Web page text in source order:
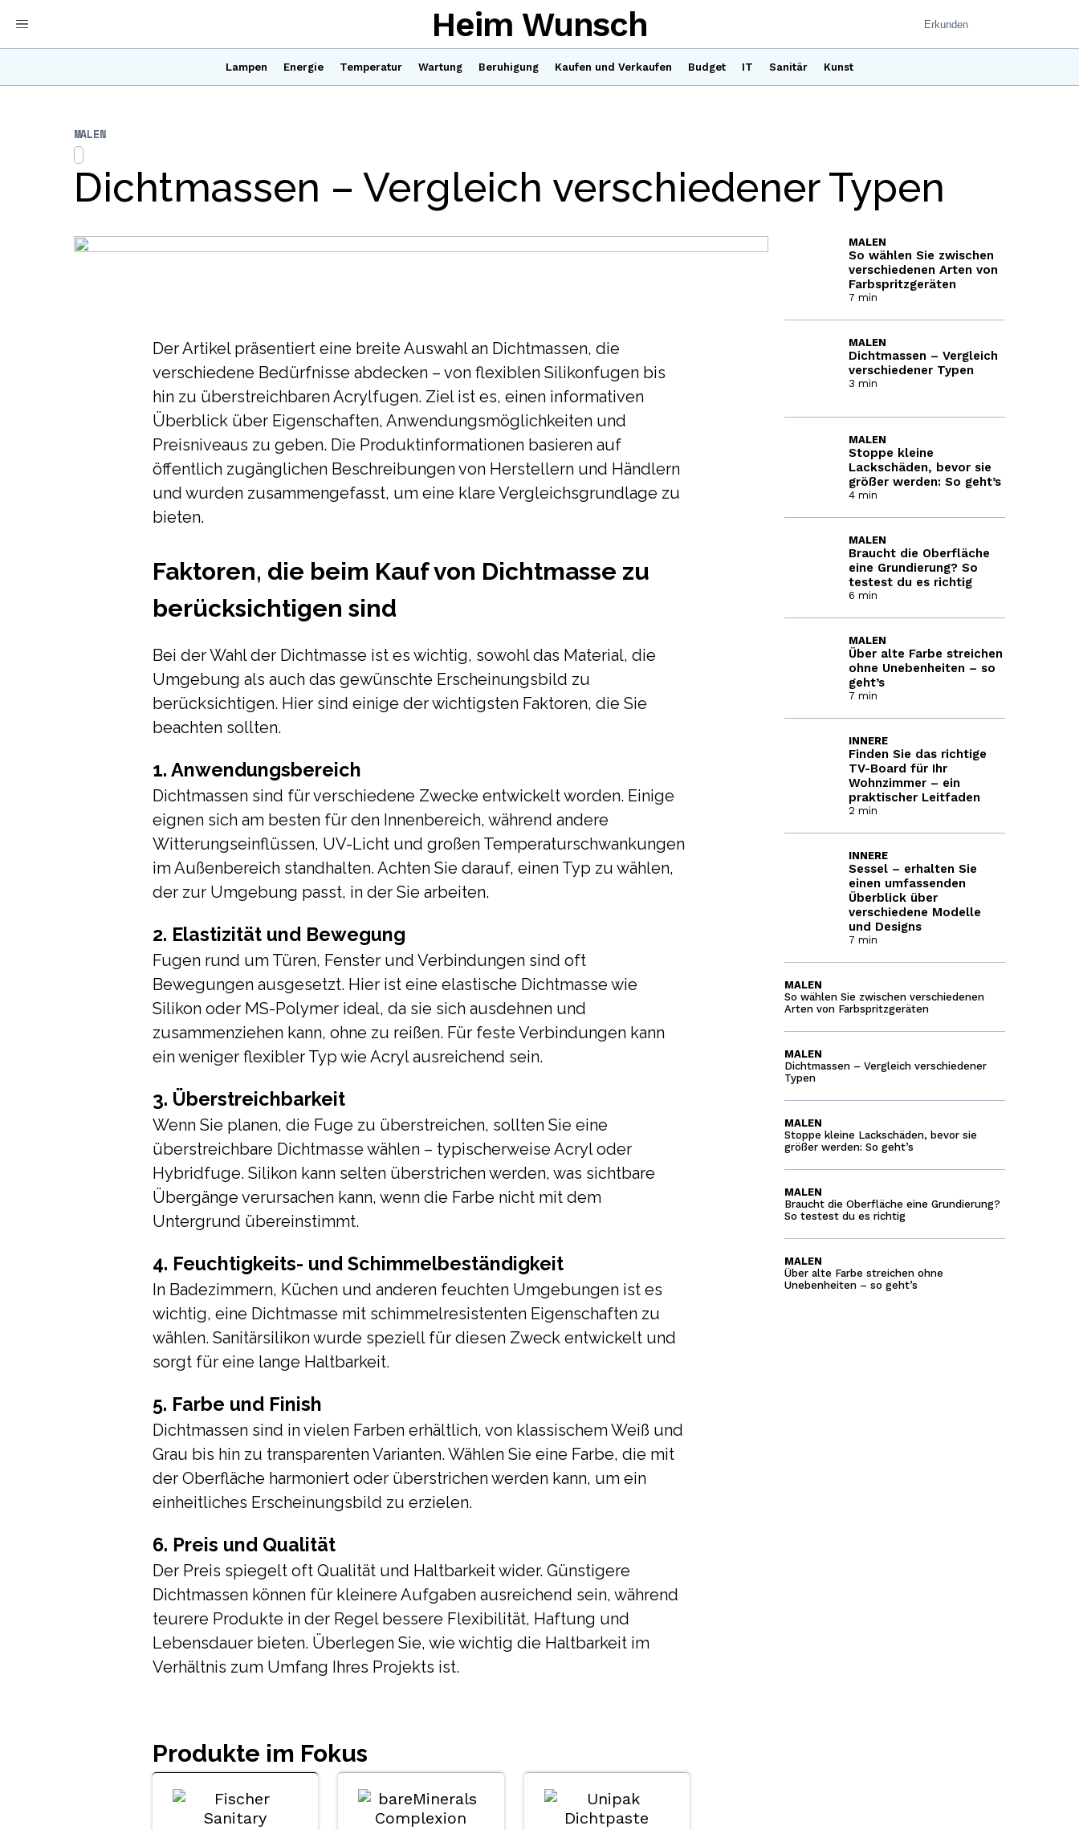
Lampen Energie Temperatur Wartung Beruhigung Kaufen und Verkaufen Budget IT Sanitär Kunst
Heim Wunsch
Dichtmassen – Vergleich verschiedener Typen
MALEN
Der Artikel präsentiert eine breite Auswahl an Dichtmassen, die
verschiedene Bedürfnisse abdecken – von flexiblen Silikonfugen bis
hin zu überstreichbaren Acrylfugen. Ziel ist es, einen informativen
Überblick über Eigenschaften, Anwendungsmöglichkeiten und
Preisniveaus zu geben. Die Produktinformationen basieren auf
öffentlich zugänglichen Beschreibungen von Herstellern und Händlern
und wurden zusammengefasst, um eine klare Vergleichsgrundlage zu
bieten.
Faktoren, die beim Kauf von Dichtmasse zu
berücksichtigen sind
Bei der Wahl der Dichtmasse ist es wichtig, sowohl das Material, die
Umgebung als auch das gewünschte Erscheinungsbild zu
berücksichtigen. Hier sind einige der wichtigsten Faktoren, die Sie
beachten sollten.
1. Anwendungsbereich
Dichtmassen sind für verschiedene Zwecke entwickelt worden. Einige
eignen sich am besten für den Innenbereich, während andere
Witterungseinflüssen, UV-Licht und großen Temperaturschwankungen
im Außenbereich standhalten. Achten Sie darauf, einen Typ zu wählen,
der zur Umgebung passt, in der Sie arbeiten.
2. Elastizität und Bewegung
Fugen rund um Türen, Fenster und Verbindungen sind oft
Bewegungen ausgesetzt. Hier ist eine elastische Dichtmasse wie
Silikon oder MS-Polymer ideal, da sie sich ausdehnen und
zusammenziehen kann, ohne zu reißen. Für feste Verbindungen kann
ein weniger flexibler Typ wie Acryl ausreichend sein.
3. Überstreichbarkeit
Wenn Sie planen, die Fuge zu überstreichen, sollten Sie eine
überstreichbare Dichtmasse wählen – typischerweise Acryl oder
Hybridfuge. Silikon kann selten überstrichen werden, was sichtbare
Übergänge verursachen kann, wenn die Farbe nicht mit dem
Untergrund übereinstimmt.
4. Feuchtigkeits- und Schimmelbeständigkeit
In Badezimmern, Küchen und anderen feuchten Umgebungen ist es
wichtig, eine Dichtmasse mit schimmelresistenten Eigenschaften zu
wählen. Sanitärsilikon wurde speziell für diesen Zweck entwickelt und
sorgt für eine lange Haltbarkeit.
5. Farbe und Finish
Dichtmassen sind in vielen Farben erhältlich, von klassischem Weiß und
Grau bis hin zu transparenten Varianten. Wählen Sie eine Farbe, die mit
der Oberfläche harmoniert oder überstrichen werden kann, um ein
einheitliches Erscheinungsbild zu erzielen.
6. Preis und Qualität
Der Preis spiegelt oft Qualität und Haltbarkeit wider. Günstigere
Dichtmassen können für kleinere Aufgaben ausreichend sein, während
teurere Produkte in der Regel bessere Flexibilität, Haftung und
Lebensdauer bieten. Überlegen Sie, wie wichtig die Haltbarkeit im
Verhältnis zum Umfang Ihres Projekts ist.
Produkte im Fokus
So wählen Sie zwischen
verschiedenen Arten von
Farbspritzgeräten
MALEN
7 min
Dichtmassen – Vergleich
verschiedener Typen
MALEN
3 min
Stoppe kleine
Lackschäden, bevor sie
größer werden: So geht’s
MALEN
4 min
Braucht die Oberfläche
eine Grundierung? So
testest du es richtig
MALEN
6 min
Über alte Farbe streichen
ohne Unebenheiten – so
geht’s
MALEN
7 min
Finden Sie das richtige
TV-Board für Ihr
Wohnzimmer – ein
praktischer Leitfaden
INNERE
2 min
Sessel – erhalten Sie
einen umfassenden
Überblick über
verschiedene Modelle
und Designs
INNERE
7 min
So wählen Sie zwischen verschiedenen
Arten von Farbspritzgeräten
MALEN
Dichtmassen – Vergleich verschiedener
Typen
MALEN
Stoppe kleine Lackschäden, bevor sie
größer werden: So geht’s
MALEN
Braucht die Oberfläche eine Grundierung?
So testest du es richtig
MALEN
Über alte Farbe streichen ohne
Unebenheiten – so geht’s
MALEN